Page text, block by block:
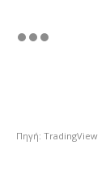
Πηγή: TradingView